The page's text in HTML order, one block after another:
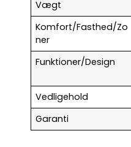
Vægt
Komfort/Fasthed/Zo
ner
Funktioner/Design
Vedligehold
Garanti